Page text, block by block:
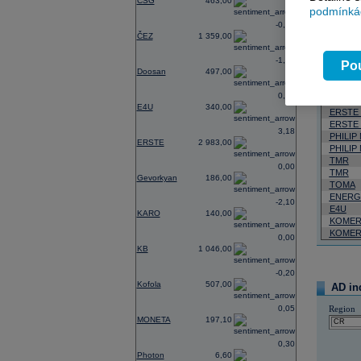
ČEZ 1 359,00
-0,73
Doosan 497,00
-1,58
E4U 340,00
0,00
ERSTE 2 983,00
3,18
Gevorkyan 186,00
0,00
KARO 140,00
-2,10
KB 1 046,00
0,00
Kofola 507,00
-0,20
MONETA 197,10
0,05
Photon 6,60
0,30
Název
ERSTE
ERSTE
PHILIP
PHILIP
TMR
TMR
TOMA
E4U
AD
Region